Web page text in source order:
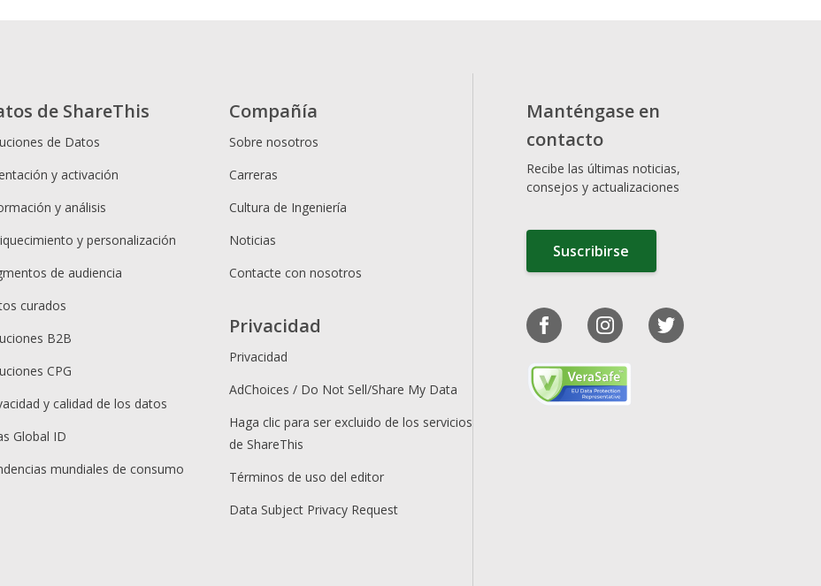
de ShareThis
de Datos
y activación
y análisis
y personalización
de audiencia
curados
B2B
CPG
y calidad de los datos
Global ID
mundiales de consumo
Compañía
Sobre nosotros
Carreras
Cultura de Ingeniería
Noticias
Contacte con nosotros
Privacidad
Privacidad
AdChoices / Do Not Sell/Share My Data
Haga clic para ser excluido de los servicios
de ShareThis
Términos de uso del editor
Data Subject Privacy Request
Manténgase en
contacto
Recibe las últimas noticias,
consejos y actualizaciones
Suscribirse